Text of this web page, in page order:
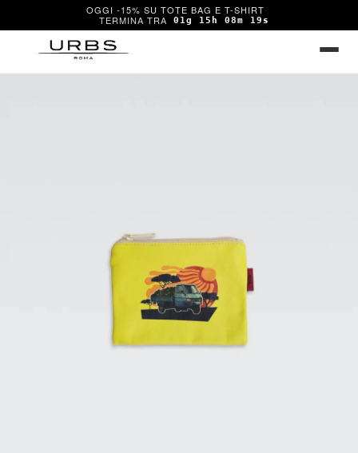
OGGI -15% SU TOTE BAG E T-SHIRT
01g 15h 08m 19s